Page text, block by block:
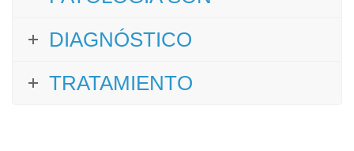
DIAGNÓSTICO
TRATAMIENTO